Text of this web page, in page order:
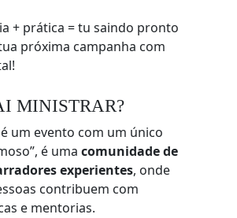
+ prática = tu saindo pronto
próxima campanha com
MINISTRAR?
um evento com um único
é umacomunidade de
experientes, onde
contribuem com
e mentorias.